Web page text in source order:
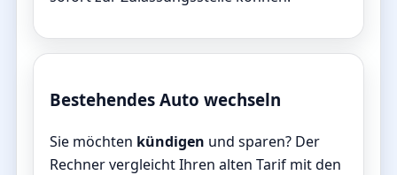
Bestehendes Auto wechseln
Sie möchten kündigen und sparen? Der
Rechner vergleicht Ihren alten Tarif mit den